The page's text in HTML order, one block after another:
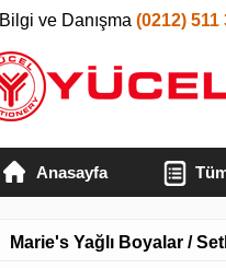
Bilgi ve Danışma (0212) 511
Anasayfa
Marie's Yağlı Boyalar /